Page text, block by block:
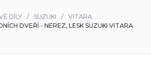
DÍLY SUZUKI
VITARA
DVEŘÍ - NEREZ, LESK SUZUKI VITARA